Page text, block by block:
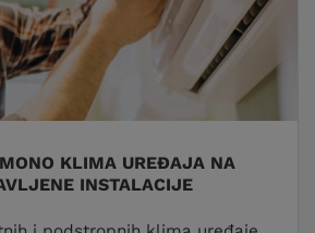
KLIMA UREĐAJA NA
INSTALACIJE